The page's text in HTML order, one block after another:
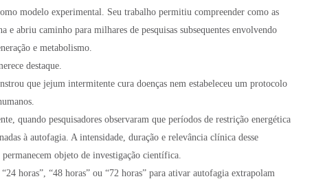
modelo experimental. Seu trabalho permitiu compreender como as
e abriu caminho para milhares de pesquisas subsequentes envolvendo
e metabolismo.
destaque.
que jejum intermitente cura doenças nem estabeleceu um protocolo
quando pesquisadores observaram que períodos de restrição energética
à autofagia. A intensidade, duração e relevância clínica desse
objeto de investigação científica.
horas”, “48 horas” ou “72 horas” para ativar autofagia extrapolam